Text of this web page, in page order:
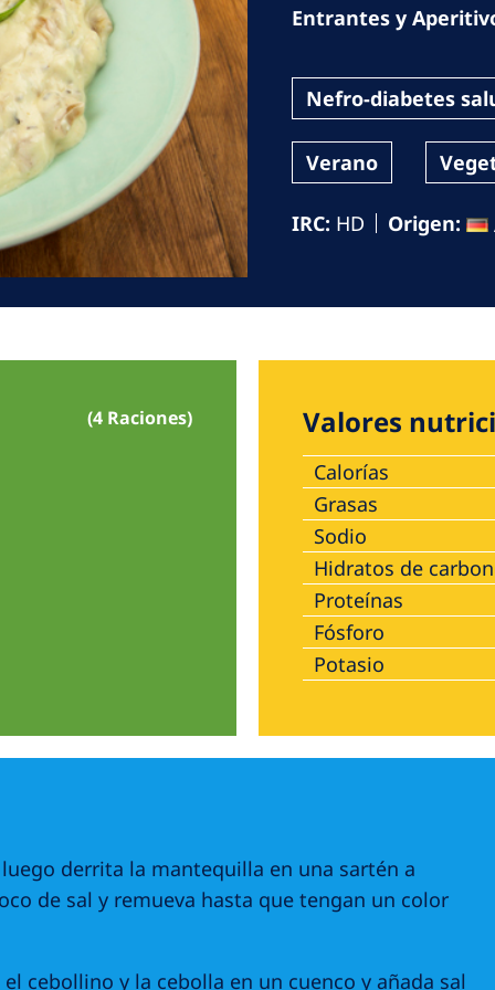
Romania
Russia
Asia Pacific
Asia Pacific
Australia
Philippines
NephroCare International
Global Website
Entrantes y
Nefro-diabetes
Verano
IRC: HD Origen:
(4 Raciones) Valores
Calorías
Grasas
Sodio
Hidratos de
Proteínas
Fósforo
Potasio
derrita la mantequilla en una sartén a
de sal y remueva hasta que tengan un color
cebollino y la cebolla en un cuenco y añada sal